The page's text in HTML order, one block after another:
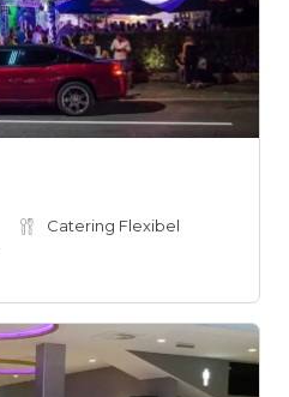
Catering Flexibel